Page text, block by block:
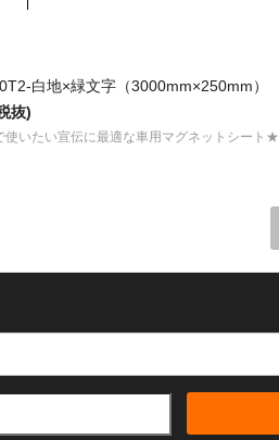
白地×緑文字（3000mm×250mm）
抜)
いたい宣伝に最適な車用マグネットシート★